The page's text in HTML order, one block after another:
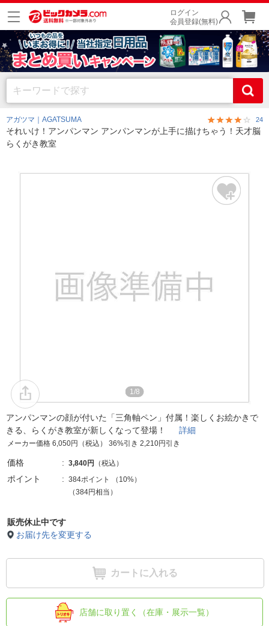
ログイン
会員登録(無料)
アガツマ｜AGATSUMA 24
それいけ！アンパンマン アンパンマンが上手に描けちゃう！天才脳
らくがき教室
1/8
アンパンマンの顔が付いた「三角軸ペン」付属！楽しくお絵かきで
きる、らくがき教室が新しくなって登場！ 詳細
メーカー価格 6,050円（税込） 36%引き 2,210円引き
価格 3,840円 （税込）
ポイント 384ポイント （ 10%）
（384円相当）
販売休止中です
お届け先を変更する
カートに入れる
店舗に取り置く（在庫・展示一覧）